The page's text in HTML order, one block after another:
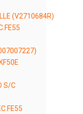
(V2710684R)
S/C